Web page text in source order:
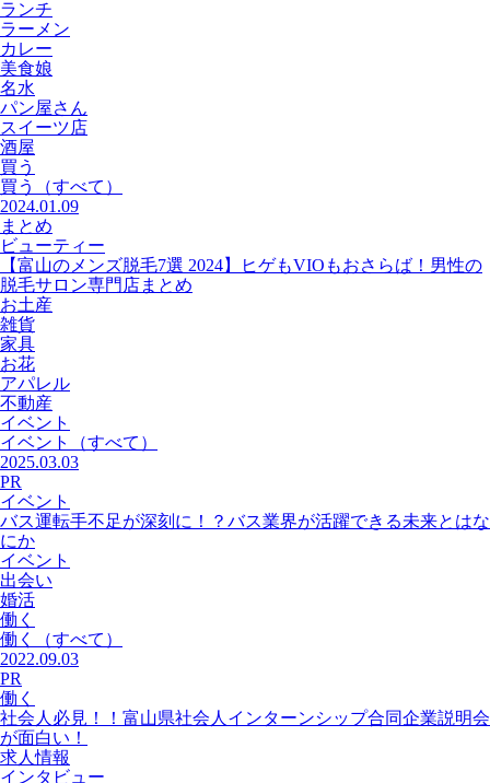
ランチ
ラーメン
カレー
美食娘
名水
パン屋さん
スイーツ店
酒屋
買う
買う
（すべて）
2024.01.09
まとめ
ビューティー
【富山のメンズ脱毛7選 2024】ヒゲもVIOもおさらば！男性の
脱毛サロン専門店まとめ
お土産
雑貨
家具
お花
アパレル
不動産
イベント
イベント
（すべて）
2025.03.03
PR
イベント
バス運転手不足が深刻に！？バス業界が活躍できる未来とはな
にか
イベント
出会い
婚活
働く
働く
（すべて）
2022.09.03
PR
働く
社会人必見！！富山県社会人インターンシップ合同企業説明会
が面白い！
求人情報
インタビュー